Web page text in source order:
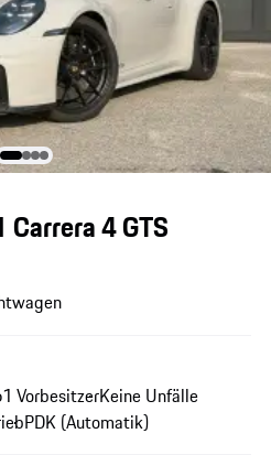
4 GTS
1 VorbesitzerKeine Unfälle
PDK (Automatik)